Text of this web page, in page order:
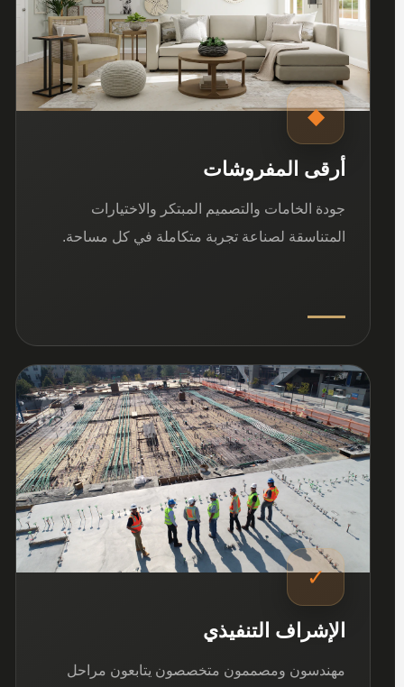
◆
أرقى المفروشات
جودة الخامات والتصميم المبتكر والاختيارات
المتناسقة لصناعة تجربة متكاملة في كل مساحة.
03
✓
الإشراف التنفيذي
مهندسون ومصممون متخصصون يتابعون مراحل